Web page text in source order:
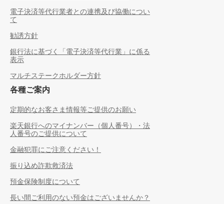
電子決済等代行業者との連携及び協働につい
て
勧誘方針
銀行法に基づく「電子決済等代行業」に係る
表示
マルチステークホルダー方針
各種ご案内
定期的なお客さま情報等ご提供のお願い
楽天銀行へのマイナンバー（個人番号）・法
人番号のご提供について
金融犯罪にご注意ください！
振り込め詐欺救済法
預金保険制度について
長い間ご利用のない預金はございませんか？